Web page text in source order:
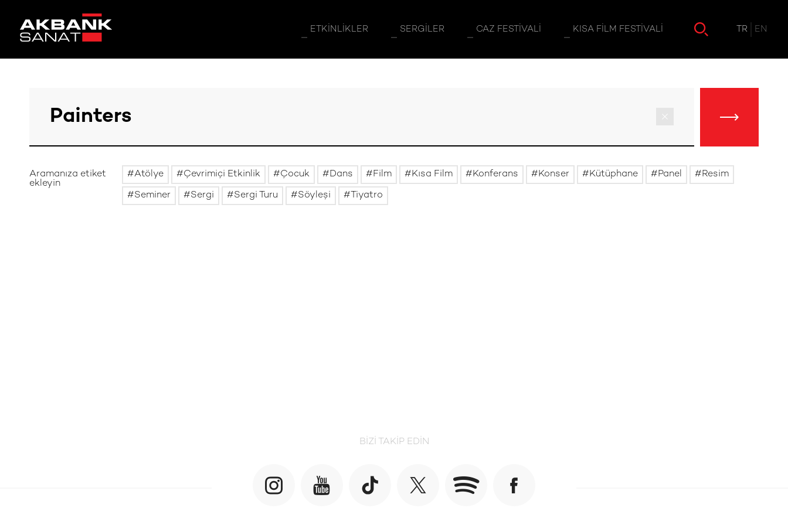
ETKINLIKLER SERGILER CAZ FESTIVALI KISA FILM FESTIVALI TR EN
Aramanıza etiket
ekleyin
Atölye Çevrimiçi Etkinlik Çocuk Dans Film Kısa Film Konferans Konser Kütüphane Panel Resim
Seminer Sergi Sergi Turu Söyleşi Tiyatro
BIZI TAKIP EDIN